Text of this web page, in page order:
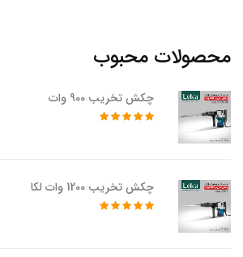
محصولات محبوب
چکش تخریب 900 وات
چکش تخریب 1200 وات لکا